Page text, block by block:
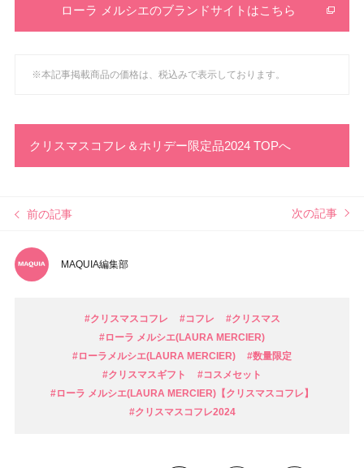
ローラ メルシエのブランドサイトはこちら
※本記事掲載商品の価格は、税込みで表示しております。
クリスマスコフレ＆ホリデー限定品2024 TOPへ
前の記事 次の記事
MAQUIA編集部
#クリスマスコフレ #コフレ
#クリスマス
#ローラ メルシエ(LAURA MERCIER)
#ローラメルシエ(LAURA MERCIER)
#数量限定
#クリスマスギフト
#コスメセット
#ローラ メルシエ(LAURA MERCIER)【クリスマスコフレ】
#クリスマスコフレ2024